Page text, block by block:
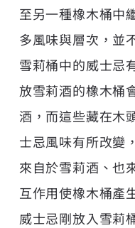
至另一種橡木桶中
多風味與層次，並
雪莉桶中的威士忌
放雪莉酒的橡木桶
酒，而這些藏在木
士忌風味有所改變
來自於雪莉酒、也
互作用使橡木桶產
威士忌剛放入雪莉